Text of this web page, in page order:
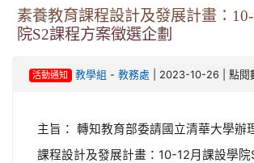
素養教育課程設計及發展計畫：
院S2課程方案徵選企劃
活動通知 教學組 - 教務處 | 2023-10-26 | 點閱
主旨： 轉知教育部委請國立清華大學辦
課程設計及發展計畫：10-12月課設學院